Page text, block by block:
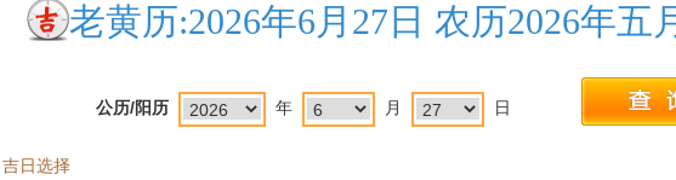
老黄历:2026年6月27日 农历2026年五
公历/阳历 年 月 日
吉日选择